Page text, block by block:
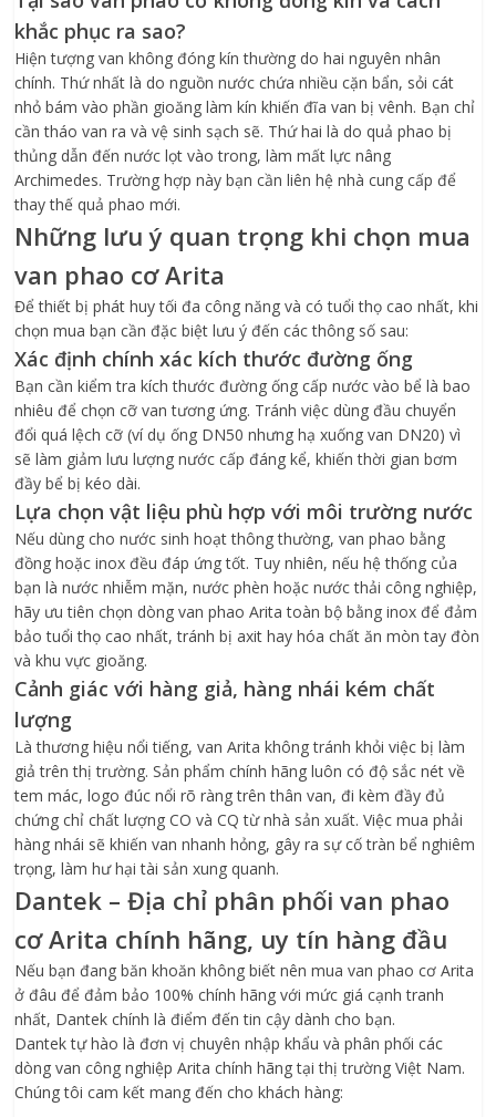
khắc phục ra sao?
Hiện tượng van không đóng kín thường do hai nguyên nhân
chính. Thứ nhất là do nguồn nước chứa nhiều cặn bẩn, sỏi cát
nhỏ bám vào phần gioăng làm kín khiến đĩa van bị vênh. Bạn chỉ
cần tháo van ra và vệ sinh sạch sẽ. Thứ hai là do quả phao bị
thủng dẫn đến nước lọt vào trong, làm mất lực nâng
Archimedes. Trường hợp này bạn cần liên hệ nhà cung cấp để
thay thế quả phao mới.
Những lưu ý quan trọng khi chọn mua
van phao cơ Arita
Để thiết bị phát huy tối đa công năng và có tuổi thọ cao nhất, khi
chọn mua bạn cần đặc biệt lưu ý đến các thông số sau:
Xác định chính xác kích thước đường ống
Bạn cần kiểm tra kích thước đường ống cấp nước vào bể là bao
nhiêu để chọn cỡ van tương ứng. Tránh việc dùng đầu chuyển
đổi quá lệch cỡ (ví dụ ống DN50 nhưng hạ xuống van DN20) vì
sẽ làm giảm lưu lượng nước cấp đáng kể, khiến thời gian bơm
đầy bể bị kéo dài.
Lựa chọn vật liệu phù hợp với môi trường nước
Nếu dùng cho nước sinh hoạt thông thường, van phao bằng
đồng hoặc inox đều đáp ứng tốt. Tuy nhiên, nếu hệ thống của
bạn là nước nhiễm mặn, nước phèn hoặc nước thải công nghiệp,
hãy ưu tiên chọn dòng van phao Arita toàn bộ bằng inox để đảm
bảo tuổi thọ cao nhất, tránh bị axit hay hóa chất ăn mòn tay đòn
và khu vực gioăng.
Cảnh giác với hàng giả, hàng nhái kém chất
lượng
Là thương hiệu nổi tiếng, van Arita không tránh khỏi việc bị làm
giả trên thị trường. Sản phẩm chính hãng luôn có độ sắc nét về
tem mác, logo đúc nổi rõ ràng trên thân van, đi kèm đầy đủ
chứng chỉ chất lượng CO và CQ từ nhà sản xuất. Việc mua phải
hàng nhái sẽ khiến van nhanh hỏng, gây ra sự cố tràn bể nghiêm
trọng, làm hư hại tài sản xung quanh.
Dantek – Địa chỉ phân phối van phao
cơ Arita chính hãng, uy tín hàng đầu
Nếu bạn đang băn khoăn không biết nên mua van phao cơ Arita
ở đâu để đảm bảo 100% chính hãng với mức giá cạnh tranh
nhất, Dantek chính là điểm đến tin cậy dành cho bạn.
Dantek tự hào là đơn vị chuyên nhập khẩu và phân phối các
dòng van công nghiệp Arita chính hãng tại thị trường Việt Nam.
Chúng tôi cam kết mang đến cho khách hàng: